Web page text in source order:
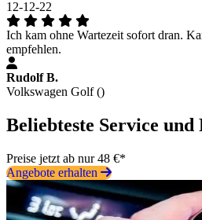
12-12-22
Ich kam ohne Wartezeit sofort dran.
empfehlen.
Rudolf B.
Volkswagen Golf ()
Beliebteste Service
Preise jetzt ab nur 48 €*
Angebote erhalten